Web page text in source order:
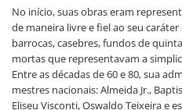
No início, suas obras eram
de maneira livre e fiel ao seu
barrocas, casebres, fundos de
mortas que representavam a
Entre as décadas de 60 e 80, sua
mestres nacionais: Almeida Jr.,
Eliseu Visconti, Oswaldo Teixeira e